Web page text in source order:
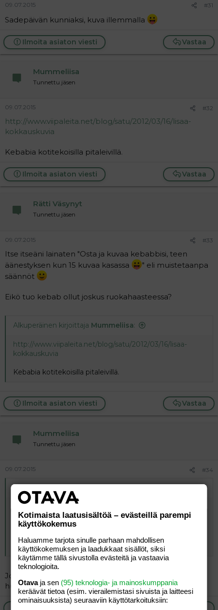
09.07.2015 #31
Sadepäivän kunniaksi, kuva illemmalla
Vastaa
Ilmoita asiaton viesti
Mummeliisa
Tunnettu jäsen
09.07.2015 #32
http://www.viipaleita.net/blog/satu/2012/03/16/lisaa-
kokkauskuvia
Kebabia kotitekoisilla pitaleivillä.
Vastaa
Ilmoita asiaton viesti
Rätti Väsynyt
Tunnettu jäsen
09.07.2015 #33
Itse itseäni lainaten "Osta ja kuvaa kebabbisi, teen
äänestyksen kun 15 kuvaa kasassa
" eli muistetaanpa
säännöt
Eikö tuo kebab ollut joskus ruokahaasteessa?
Alkuperäinen kirjoittaja Mummeliisa:
http://www.viipaleita.net/blog/satu/2012/03/16/lisaa-
kokkauskuvia
Kebabia kotitekoisilla pitaleivillä.
Vastaa
Ilmoita asiaton viesti
Mummeliisa
Tunnettu jäsen
09.07.2015 #34
Alkuperäinen kirjoittaja
Itse itseäni lainaten "Osta ja kuvaa kebabbisi, teen
äänestyksen kun 15 kuvaa kasassa
" eli muistetaanpa
säännöt
Eikö tuo kebab ollut joskus ruokahaasteessa?
Joo. On vanha kuva ja joo, luin haasteesi
huolimattomasti. Pahoittelen ja vetäydyn suosiolla.
Kotimaista laatusisältöä – evästeillä parempi
käyttökokemus
Haluamme tarjota sinulle parhaan mahdollisen
käyttökokemuksen ja laadukkaat sisällöt, siksi
käytämme tällä sivustolla evästeitä ja vastaavia
teknologioita.
Otavaja sen (95) teknologia- ja mainoskumppania
keräävät tietoa (esim. vierailemis­tasi sivuista ja laitteesi
ominaisuuk­sista) seuraaviin käyttötarkoituksiin: